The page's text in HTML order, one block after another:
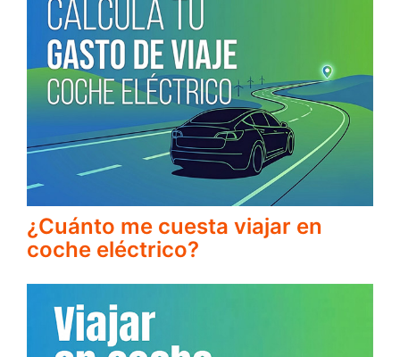
¿Cuánto me cuesta viajar en
coche eléctrico?